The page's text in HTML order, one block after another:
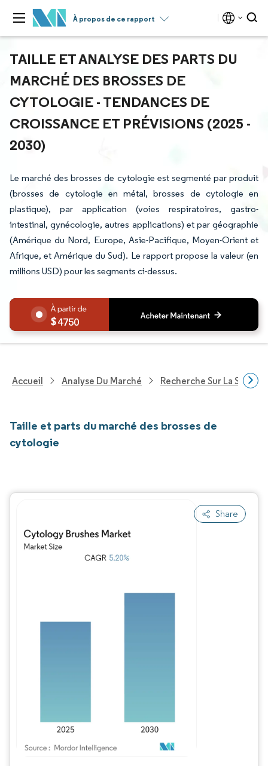
À propos de ce rapport
TAILLE ET ANALYSE DES PARTS DU
MARCHÉ DES BROSSES DE
CYTOLOGIE - TENDANCES DE
CROISSANCE ET PRÉVISIONS (2025 -
2030)
Le marché des brosses de cytologie est segmenté par produit
(brosses de cytologie en métal, brosses de cytologie en
plastique), par application (voies respiratoires, gastro-
intestinal, gynécologie, autres applications) et par géographie
(Amérique du Nord, Europe, Asie-Pacifique, Moyen-Orient et
Afrique, et Amérique du Sud). Le rapport propose la valeur (en
millions USD) pour les segments ci-dessus.
4750
Accueil Analyse Du Marché Recherche Sur La Santé
Taille et parts du marché des brosses de
cytologie
Share